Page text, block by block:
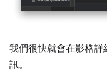
我們很快就會在影格
訊。